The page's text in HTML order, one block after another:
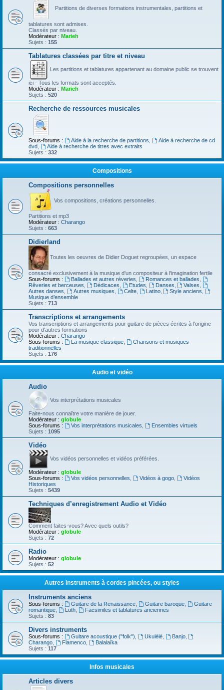
Partitions de diverses formations instrumentales, partitions et
tablatures sont admises.
Classés par niveau.
Modérateur : Marieh
Sujets : 155
Tablatures classées par titre et niveau
Les partitions et tablatures appartenant au domaine public se trouvent
ici - Tous les formats sont acceptés.
Modérateur : Marieh
Sujets : 520
Recherche de ressources musicales
Sous-forums : Aide à la recherche de partitions
Aide à recherche de cd
dvd
Aide à recherche de titres avec extraits
Sujets : 332
Compositions
Compositions personnelles
Vos compositions, créations personnelles.
Partitions et mp3
Modérateur : Charango
Sujets : 663
Didierland
Toutes les oeuvres de Didier Doguet regroupées, un espace
consacré exclusivement à la musique d'un compositeur à l'imagination fertile
Sous-forums :
Ballades et autres réveries Romances et ballades
Rêveries et berceuses
Dédicaces Etudes Danses Valses
Autres danses
Autres musiques Celte, Latino, Style anciens
Musique d’ensemble
Sujets : 713
Transcriptions et arrangements
Vos transcriptions et arrangements pour guitare de pièces écrites à l'origine
pour d'autres formations
Modérateur : Charango
Sous-forums :
La musique classique,
Chansons et musiques
traditionnelles
Sujets : 176
Audio et vidéo
Audio
Vos interprétations musicales
Faite-nous connaître votre manière de jouer.
Modérateur : globule
Sous-forums :
Vos interprétations musicales
Ensembles virtuels
Sujets : 1095
Vidéo
Vos vidéos personnelles et vidéos préférées.
Modérateur : globule
Sous-forums :
Vos vidéos personnelles Vidéos à gogo,
Vidéos
Historiques
Sujets : 5439
Techniques d’enregistrement Audio et Vidéo
Comment faites-vous? Avec quels outils?
Modérateur : globule
Sujets : 72
Radio
Modérateur : globule
Sujets : 52
Autres instruments à cordes pincées, ou styles
Instruments anciens
Sous-forums : Guitare de la Renaissance, Guitare baroque,
Guitare
romantique
Luth,
Facsimiles et tablatures anciennes
Sujets : 83
Divers instruments
Sous-forums : Guitare acoustique ("folk") Ukulélé, Banjo,
Charango
Flamenco,
Balalaïka
Sujets : 117
Infos musicales
Articles divers